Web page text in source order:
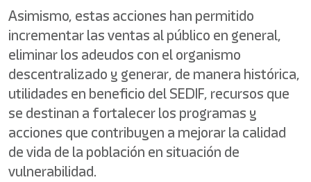
Asimismo, estas acciones han permitido
incrementar las ventas al público en general,
eliminar los adeudos con el organismo
descentralizado y generar, de manera histórica,
utilidades en beneficio del SEDIF, recursos que
se destinan a fortalecer los programas y
acciones que contribuyen a mejorar la calidad
de vida de la población en situación de
vulnerabilidad.